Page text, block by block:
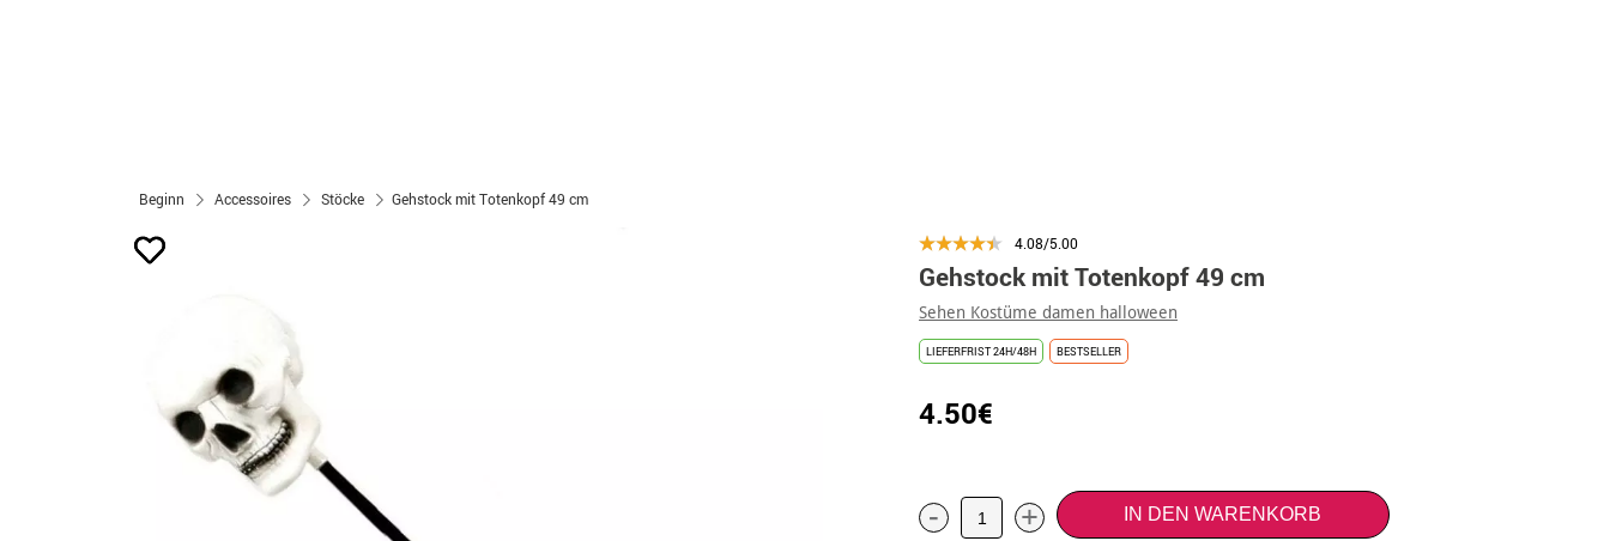
Beginn Accessoires Stöcke Gehstock mit Totenkopf 49 cm
4.08/5.00
Gehstock mit Totenkopf 49 cm
Sehen Kostüme damen halloween
LIEFERFRIST 24H/48H BESTSELLER
4.50€
- + IN DEN WARENKORB